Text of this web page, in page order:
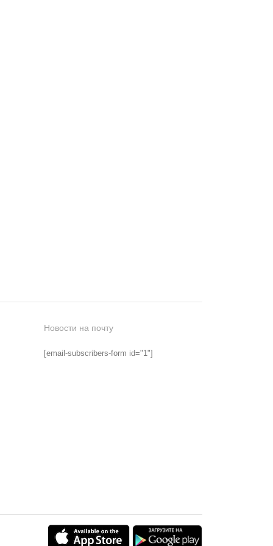
Новости на почту
[email-subscribers-form id="1"]